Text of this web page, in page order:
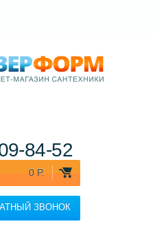
0 Р.
ЗВОНОК
84-52